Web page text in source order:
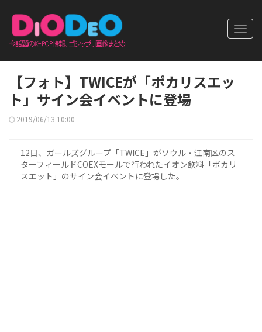
【フォト】TWICEが「ポカリスエッ
ト」サイン会イベントに登場
2019/06/13 10:00
12日、ガールズグループ「TWICE」がソウル・江南区のス
ターフィールドCOEXモールで行われたイオン飲料「ポカリ
スエット」のサイン会イベントに登場した。